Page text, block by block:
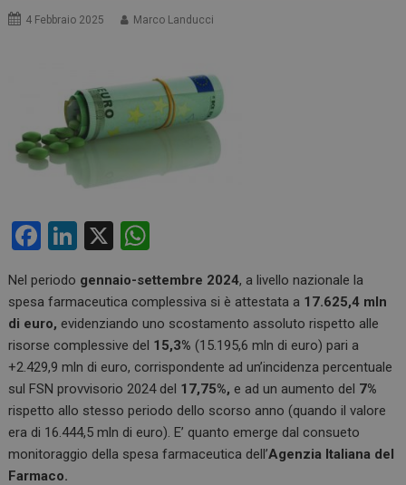
4 Febbraio 2025 Marco Landucci
F
ce
b
o
o
k
Li
ke
dI
n
X
at
s
A
p
p
Nel periodo gennaio-settembre 2024, a livello nazionale la
spesa farmaceutica complessiva si è attestata a 17.625,4 mln
di euro, evidenziando uno scostamento assoluto rispetto alle
risorse complessive del 15,3% (15.195,6 mln di euro) pari a
+2.429,9 mln di euro, corrispondente ad un’incidenza percentuale
sul FSN provvisorio 2024 del 17,75%, e ad un aumento del 7%
rispetto allo stesso periodo dello scorso anno (quando il valore
era di 16.444,5 mln di euro). E’ quanto emerge dal consueto
monitoraggio della spesa farmaceutica dell’Agenzia Italiana del
Farmaco.